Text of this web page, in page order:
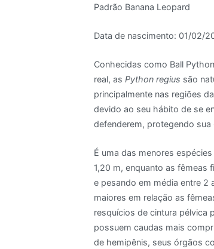
Padrão Banana Leopard
Data de nascimento: 01/02/
Conhecidas como Ball
real, asPython regius são
principalmente nas regiões
devido ao seu hábito de se
defenderem, protegendo sua
É uma das menores
1,20 m, enquanto as fêmeas
e pesando em média entre
maiores em relação as
resquícios de cintura pélvica
possuem caudas mais
de hemipênis, seus órgãos